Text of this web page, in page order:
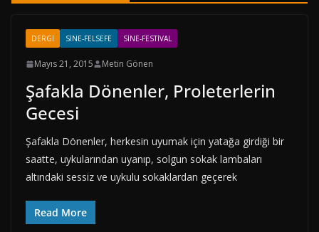
DERGI SINE-FELSEFE SINE-FESTIVAL
Mayıs 21, 2015 Metin Gönen
Şafakla Dönenler, Proleterlerin
Gecesi
Şafakla Dönenler, herkesin uyumak için yatağa girdiği bir
saatte, uykularından uyanıp, solgun sokak lambaları
altındaki sessiz ve uykulu sokaklardan geçerek
Read More